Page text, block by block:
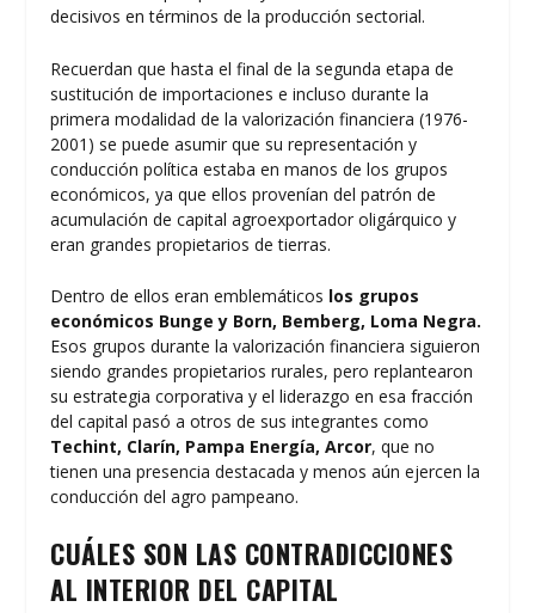
decisivos en términos de la producción sectorial.
Recuerdan que hasta el final de la segunda etapa de
sustitución de importaciones e incluso durante la
primera modalidad de la valorización financiera (1976-
2001) se puede asumir que su representación y
conducción política estaba en manos de los grupos
económicos, ya que ellos provenían del patrón de
acumulación de capital agroexportador oligárquico y
eran grandes propietarios de tierras.
Dentro de ellos eran emblemáticos los grupos
económicos Bunge y Born, Bemberg, Loma Negra.
Esos grupos durante la valorización financiera siguieron
siendo grandes propietarios rurales, pero replantearon
su estrategia corporativa y el liderazgo en esa fracción
del capital pasó a otros de sus integrantes como
Techint, Clarín, Pampa Energía, Arcor, que no
tienen una presencia destacada y menos aún ejercen la
conducción del agro pampeano.
CUÁLES SON LAS CONTRADICCIONES
AL INTERIOR DEL CAPITAL